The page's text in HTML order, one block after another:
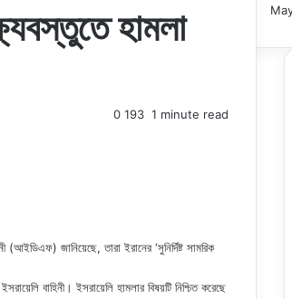
হামলা
0 193 1 minute read
জানিয়েছে, তারা ইরানের ‘সুনির্দিষ্ট সামরিক
বাহিনী। ইসরায়েলি হামলার বিষয়টি নিশ্চিত করেছে